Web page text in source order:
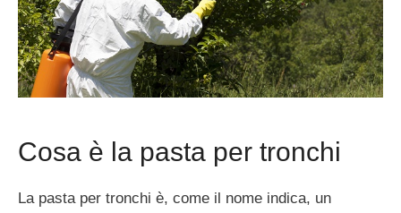
Cosa è la pasta per tronchi
La pasta per tronchi è, come il nome indica, un